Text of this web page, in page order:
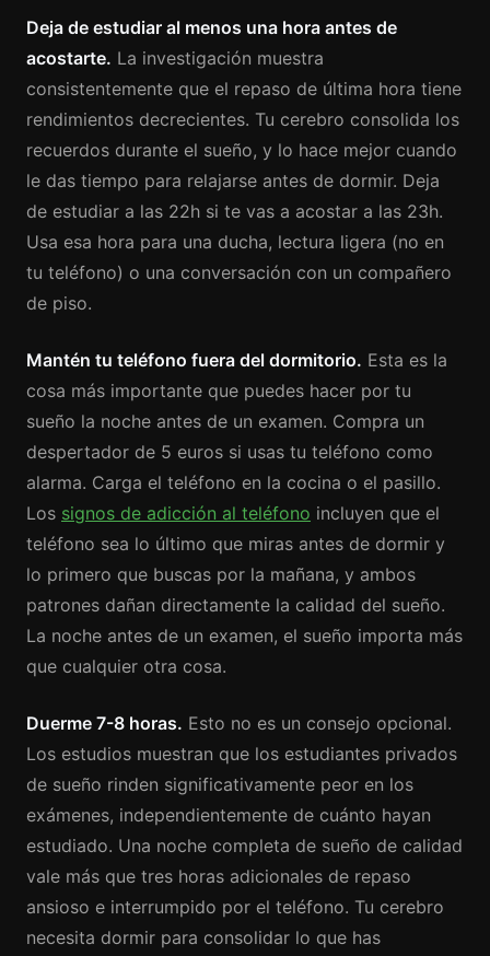
Deja de estudiar al menos una hora antes de
acostarte. La investigación muestra
consistentemente que el repaso de última hora tiene
rendimientos decrecientes. Tu cerebro consolida los
recuerdos durante el sueño, y lo hace mejor cuando
le das tiempo para relajarse antes de dormir. Deja
de estudiar a las 22h si te vas a acostar a las 23h.
Usa esa hora para una ducha, lectura ligera (no en
tu teléfono) o una conversación con un compañero
de piso.
Mantén tu teléfono fuera del dormitorio. Esta es la
cosa más importante que puedes hacer por tu
sueño la noche antes de un examen. Compra un
despertador de 5 euros si usas tu teléfono como
alarma. Carga el teléfono en la cocina o el pasillo.
Los signos de adicción al teléfono incluyen que el
teléfono sea lo último que miras antes de dormir y
lo primero que buscas por la mañana, y ambos
patrones dañan directamente la calidad del sueño.
La noche antes de un examen, el sueño importa más
que cualquier otra cosa.
Duerme 7-8 horas. Esto no es un consejo opcional.
Los estudios muestran que los estudiantes privados
de sueño rinden significativamente peor en los
exámenes, independientemente de cuánto hayan
estudiado. Una noche completa de sueño de calidad
vale más que tres horas adicionales de repaso
ansioso e interrumpido por el teléfono. Tu cerebro
necesita dormir para consolidar lo que has